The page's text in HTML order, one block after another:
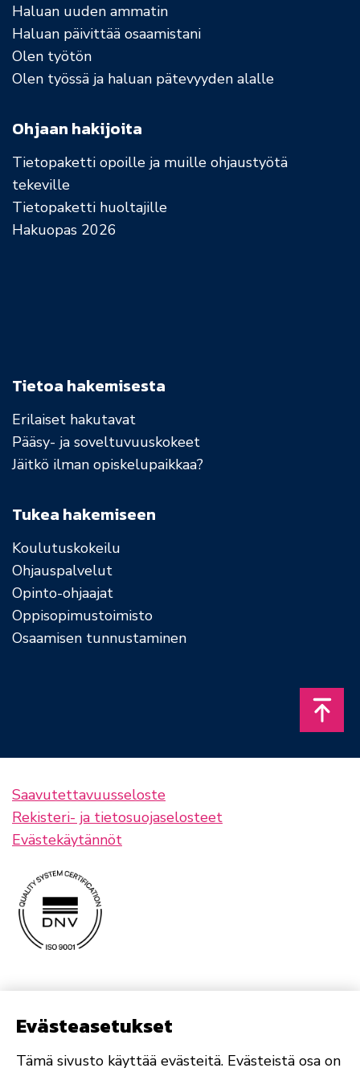
Haluan uuden ammatin
Haluan päivittää osaamistani
Olen työtön
Olen työssä ja haluan pätevyyden alalle
Ohjaan hakijoita
Tietopaketti opoille ja muille ohjaustyötä
tekeville
Tietopaketti huoltajille
Hakuopas 2026
Tietoa hakemisesta
Erilaiset hakutavat
Pääsy- ja soveltuvuuskokeet
Jäitkö ilman opiskelupaikkaa?
Tukea hakemiseen
Koulutuskokeilu
Ohjauspalvelut
Opinto-ohjaajat
Oppisopimustoimisto
Osaamisen tunnustaminen
Saavutettavuusseloste
Rekisteri- ja tietosuojaselosteet
Evästekäytännöt
Evästeasetukset
Tämä sivusto käyttää evästeitä. Evästeistä osa on